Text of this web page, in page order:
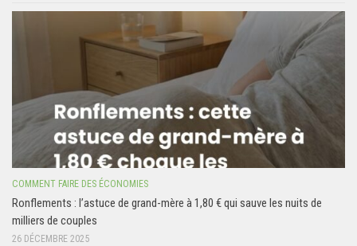
COMMENT FAIRE DES ÉCONOMIES
Ronflements : l’astuce de grand-mère à 1,80 € qui sauve les nuits de
milliers de couples
26 DÉCEMBRE 2025